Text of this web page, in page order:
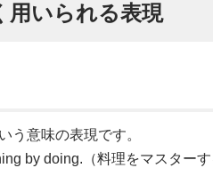
用いられる表現
う意味の表現です。
by doing.（料理をマスター